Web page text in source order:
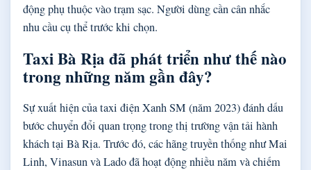
động phụ thuộc vào trạm sạc. Người dùng cần cân nhắc
nhu cầu cụ thể trước khi chọn.
Taxi Bà Rịa đã phát triển như thế nào
trong những năm gần đây?
Sự xuất hiện của taxi điện Xanh SM (năm 2023) đánh dấu
bước chuyển đổi quan trọng trong thị trường vận tải hành
khách tại Bà Rịa. Trước đó, các hãng truyền thống như Mai
Linh, Vinasun và Lado đã hoạt động nhiều năm và chiếm